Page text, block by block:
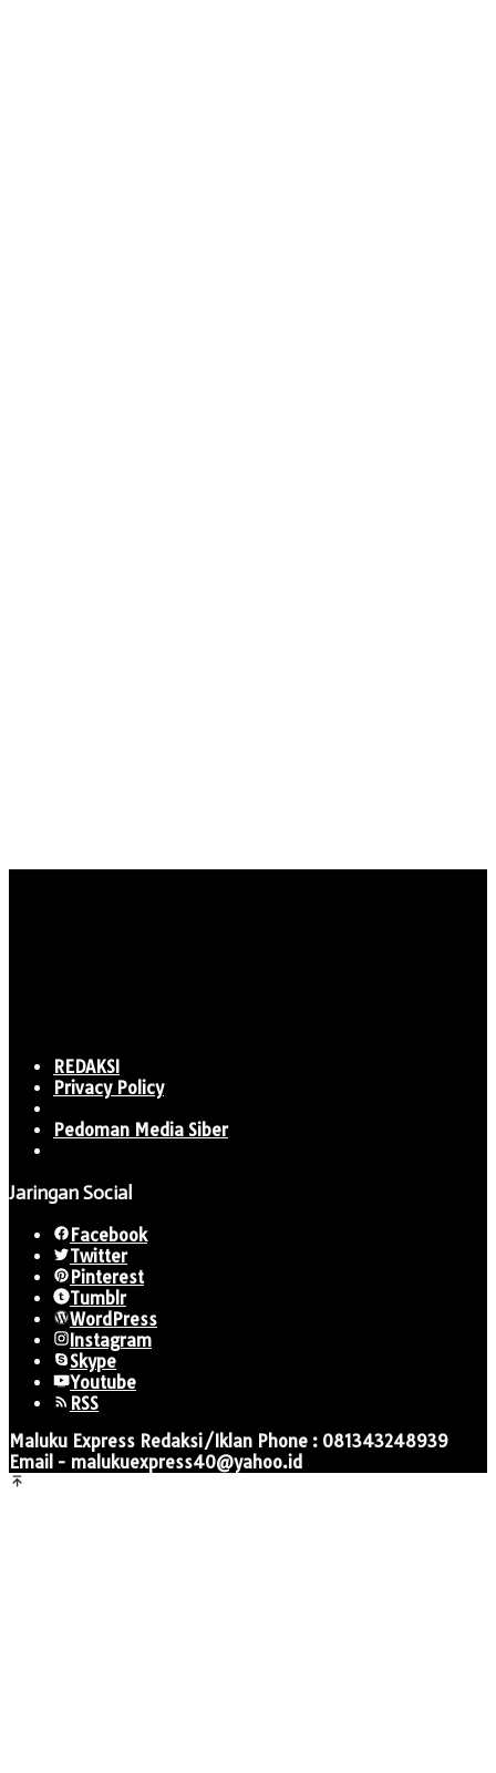
REDAKSI
Privacy Policy
Pedoman Media Siber
Jaringan Social
Facebook
Twitter
Pinterest
Tumblr
WordPress
Instagram
Skype
Youtube
RSS
Maluku Express Redaksi/Iklan Phone : 081343248939
Email - malukuexpress40@yahoo.id